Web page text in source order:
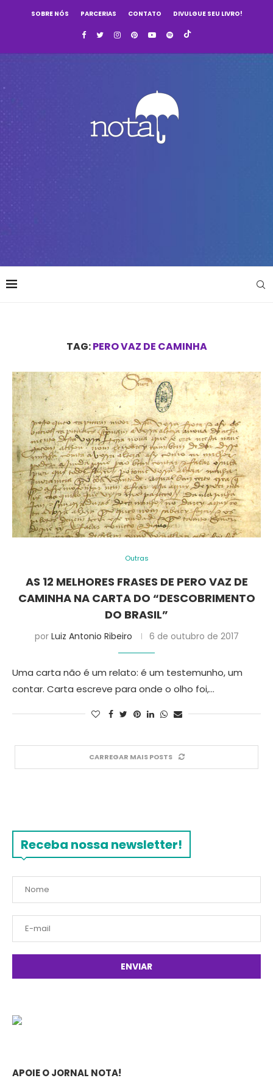
SOBRE NÓS PARCERIAS CONTATO DIVULGUE SEU LIVRO!
TAG:PERO VAZ DE CAMINHA
Outras
AS 12 MELHORES FRASES DE PERO VAZ DE
CAMINHA NA CARTA DO “DESCOBRIMENTO
DO BRASIL”
por Luiz Antonio Ribeiro 6 de outubro de 2017
Uma carta não é um relato: é um testemunho, um
contar. Carta escreve para onde o olho foi,…
CARREGAR MAIS POSTS
Receba nossa newsletter!
APOIE O JORNAL NOTA!